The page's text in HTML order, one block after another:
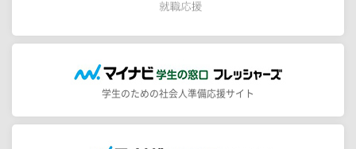
学生のための社会人準備応援サイト